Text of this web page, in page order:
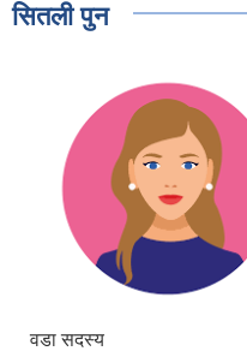
सितली पुन
वडा सदस्य